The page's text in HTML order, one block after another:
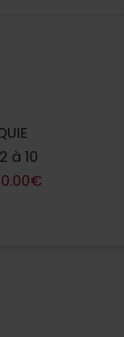
2 à 10